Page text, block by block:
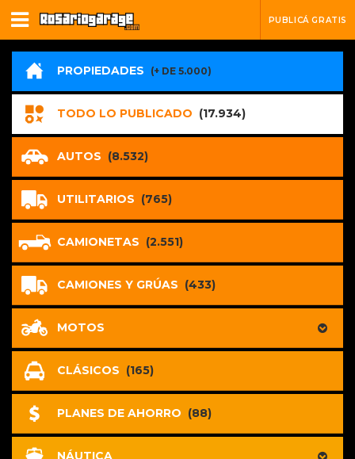
PUBLICÁ GRATIS
PROPIEDADES (+ DE 5.000)
TODO LO PUBLICADO (17.934)
AUTOS (8.532)
UTILITARIOS (765)
CAMIONETAS (2.551)
CAMIONES Y GRÚAS (433)
MOTOS
CLÁSICOS (165)
PLANES DE AHORRO (88)
NÁUTICA